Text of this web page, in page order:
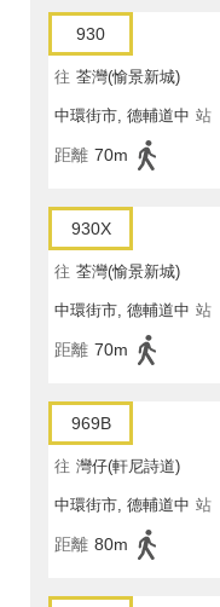
930
往 荃灣(愉景新城)
中環街市, 德輔道中 站
距離 70m
930X
往 荃灣(愉景新城)
中環街市, 德輔道中 站
距離 70m
969B
往 灣仔(軒尼詩道)
中環街市, 德輔道中 站
距離 80m